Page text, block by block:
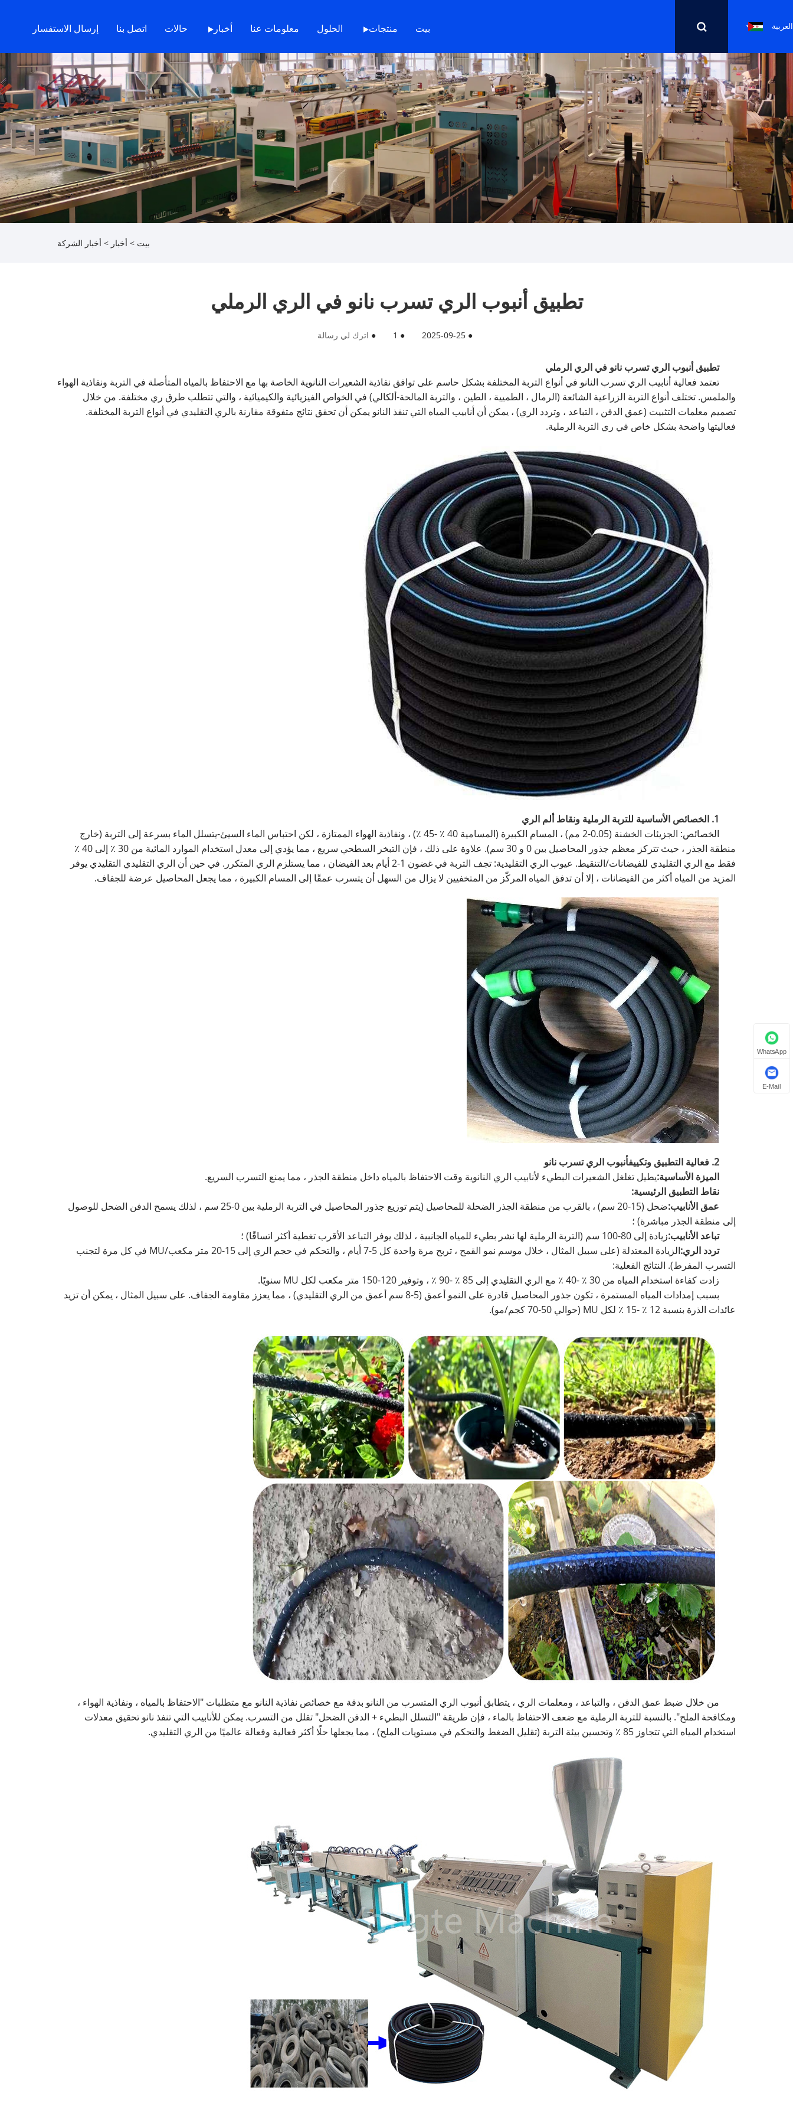
بيت منتجات الحلول معلومات عنا أخبار حالات اتصل بنا إرسال الاستفسار العربية
بيت > أخبار > أخبار الشركة
تطبيق أنبوب الري تسرب نانو في الري الرملي
●
2025-09-25
●
1
● اترك لي رسالة
تطبيق أنبوب الري تسرب نانو في الري الرملي
تعتمد فعالية أنابيب الري تسرب النانو في أنواع التربة المختلفة بشكل حاسم على توافق نفاذية الشعيرات النانوية الخاصة بها مع الاحتفاظ بالمياه المتأصلة في التربة ونفاذية الهواء
والملمس. تختلف أنواع التربة الزراعية الشائعة (الرمال ، الطميية ، الطين ، والتربة المالحة-ألكالي) في الخواص الفيزيائية والكيميائية ، والتي تتطلب طرق ري مختلفة. من خلال
تصميم معلمات التثبيت (عمق الدفن ، التباعد ، وتردد الري) ، يمكن أن أنابيب المياه التي تنفذ النانو يمكن أن تحقق نتائج متفوقة مقارنة بالري التقليدي في أنواع التربة المختلفة.
فعاليتها واضحة بشكل خاص في ري التربة الرملية.
1. الخصائص الأساسية للتربة الرملية ونقاط ألم الري
الخصائص: الجزيئات الخشنة (0.05-2 مم) ، المسام الكبيرة (المسامية 40 ٪ -45 ٪) ، ونفاذية الهواء الممتازة ، لكن احتباس الماء السيئ-يتسلل الماء بسرعة إلى التربة (خارج
منطقة الجذر ، حيث تتركز معظم جذور المحاصيل بين 0 و 30 سم). علاوة على ذلك ، فإن التبخر السطحي سريع ، مما يؤدي إلى معدل استخدام الموارد المائية من 30 ٪ إلى 40 ٪
فقط مع الري التقليدي للفيضانات/التنقيط. عيوب الري التقليدية: تجف التربة في غضون 1-2 أيام بعد الفيضان ، مما يستلزم الري المتكرر. في حين أن الري التقليدي التقليدي يوفر
المزيد من المياه أكثر من الفيضانات ، إلا أن تدفق المياه المركّز من المتخفيين لا يزال من السهل أن يتسرب عمقًا إلى المسام الكبيرة ، مما يجعل المحاصيل عرضة للجفاف.
2. فعالية التطبيق وتكييف
أنبوب الري تسرب نانو
الميزة الأساسية:يطيل تغلغل الشعيرات البطيء لأنابيب الري النانوية وقت الاحتفاظ بالمياه داخل منطقة الجذر ، مما يمنع التسرب السريع.
نقاط التطبيق الرئيسية:
عمق الأنابيب:
ضحل (15-20 سم) ، بالقرب من منطقة الجذر الضحلة للمحاصيل (يتم توزيع جذور المحاصيل في التربة الرملية بين 0-25 سم ، لذلك يسمح الدفن الضحل للوصول
إلى منطقة الجذر مباشرة) ؛
تباعد الأنابيب:زيادة إلى 80-100 سم (التربة الرملية لها نشر بطيء للمياه الجانبية ، لذلك يوفر التباعد الأقرب تغطية أكثر اتساقًا) ؛
تردد الري:
الزيادة المعتدلة (على سبيل المثال ، خلال موسم نمو القمح ، تربح مرة واحدة كل 5-7 أيام ، والتحكم في حجم الري إلى 15-20 متر مكعب/MU في كل مرة لتجنب
التسرب المفرط). النتائج الفعلية:
زادت كفاءة استخدام المياه من 30 ٪ -40 ٪ مع الري التقليدي إلى 85 ٪ -90 ٪ ، وتوفير 120-150 متر مكعب لكل MU سنويًا.
بسبب إمدادات المياه المستمرة ، تكون جذور المحاصيل قادرة على النمو أعمق (5-8 سم أعمق من الري التقليدي) ، مما يعزز مقاومة الجفاف. على سبيل المثال ، يمكن أن تزيد
عائدات الذرة بنسبة 12 ٪ -15 ٪ لكل MU (حوالي 50-70 كجم/مو).
من خلال ضبط عمق الدفن ، والتباعد ، ومعلمات الري ، يتطابق أنبوب الري المتسرب من النانو بدقة مع خصائص نفاذية النانو مع متطلبات "الاحتفاظ بالمياه ، ونفاذية الهواء ،
ومكافحة الملح". بالنسبة للتربة الرملية مع ضعف الاحتفاظ بالماء ، فإن طريقة "التسلل البطيء + الدفن الضحل" تقلل من التسرب. يمكن للأنابيب التي تنفذ نانو تحقيق معدلات
استخدام المياه التي تتجاوز 85 ٪ وتحسين بيئة التربة (تقليل الضغط والتحكم في مستويات الملح) ، مما يجعلها حلًا أكثر فعالية وفعالة عالميًا من الري التقليدي.
WhatsApp
E-Mail